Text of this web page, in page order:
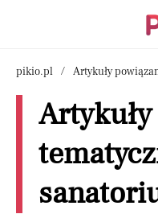
pikio.pl Artykuły